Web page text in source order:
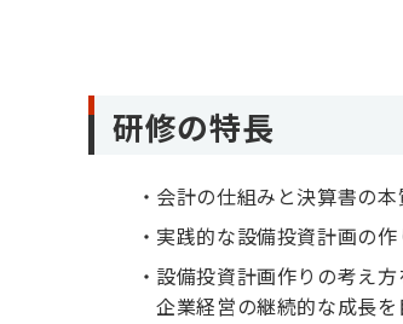
研修の特長
会計の仕組みと決算書の本
実践的な設備投資計画の作
設備投資計画作りの考え
企業経営の継続的な成長を